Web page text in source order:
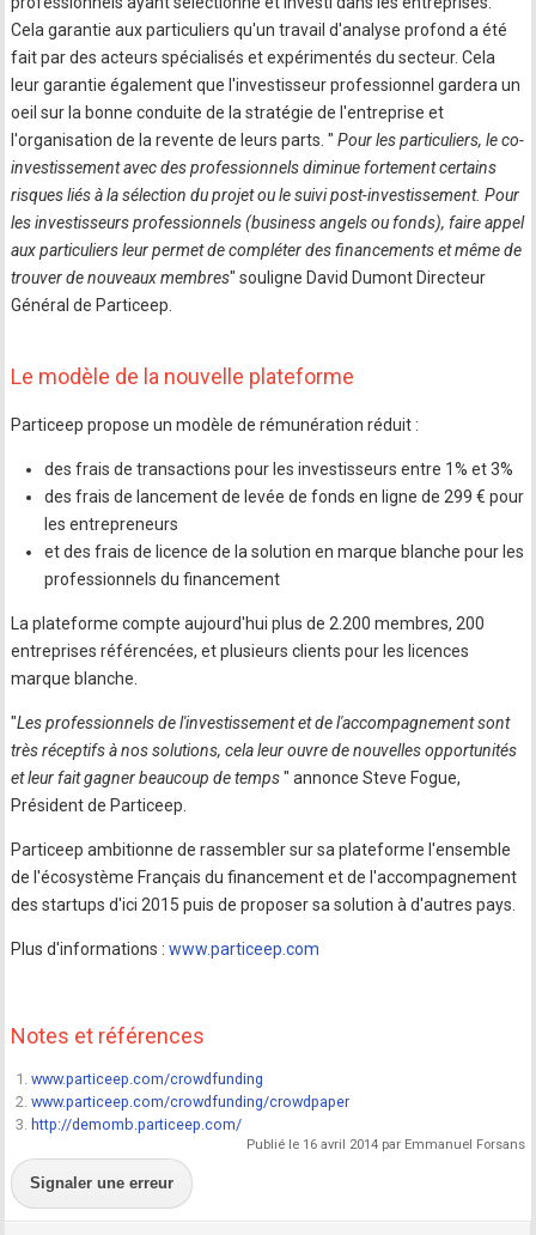
Cela garantie aux particuliers qu'un travail d'analyse profond a été
fait par des acteurs spécialisés et expérimentés du secteur. Cela
leur garantie également que l'investisseur professionnel gardera un
oeil sur la bonne conduite de la stratégie de l'entreprise et
l'organisation de la revente de leurs parts. " Pour les particuliers, le co-
investissement avec des professionnels diminue fortement certains
risques liés à la sélection du projet ou le suivi post-investissement. Pour
les investisseurs professionnels (business angels ou fonds), faire appel
aux particuliers leur permet de compléter des financements et même de
trouver de nouveaux membres" souligne David Dumont Directeur
Général de Particeep.
Le modèle de la nouvelle plateforme
Particeep propose un modèle de rémunération réduit :
des frais de transactions pour les investisseurs entre 1% et 3%
des frais de lancement de levée de fonds en ligne de 299 € pour
les entrepreneurs
et des frais de licence de la solution en marque blanche pour les
professionnels du financement
La plateforme compte aujourd'hui plus de 2.200 membres, 200
entreprises référencées, et plusieurs clients pour les licences
marque blanche.
"Les professionnels de l'investissement et de l'accompagnement sont
très réceptifs à nos solutions, cela leur ouvre de nouvelles opportunités
et leur fait gagner beaucoup de temps" annonce Steve Fogue,
Président de Particeep.
Particeep ambitionne de rassembler sur sa plateforme l'ensemble
de l'écosystème Français du financement et de l'accompagnement
des startups d'ici 2015 puis de proposer sa solution à d'autres pays.
Plus d'informations :www.particeep.com
Notes et références
1.www.particeep.com/crowdfunding
2.www.particeep.com/crowdfunding/crowdpaper
3.http://demomb.particeep.com/
Publié le 16 avril 2014 par Emmanuel Forsans
Signaler une erreur